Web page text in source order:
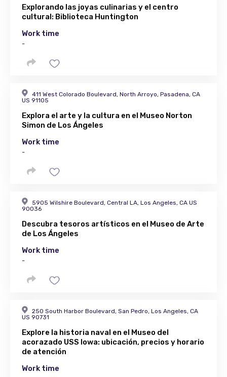
Explorando las joyas culinarias y el centro
cultural: Biblioteca Huntington
Work time
-
411 West Colorado Boulevard, North Arroyo, Pasadena, CA
US 91105
Explora el arte y la cultura en el Museo Norton
Simon de Los Ángeles
Work time
-
5905 Wilshire Boulevard, Central LA, Los Angeles, CA US
90036
Descubra tesoros artísticos en el Museo de Arte
de Los Ángeles
Work time
-
250 South Harbor Boulevard, San Pedro, Los Angeles, CA
US 90731
Explore la historia naval en el Museo del
acorazado USS Iowa: ubicación, precios y horario
de atención
Work time